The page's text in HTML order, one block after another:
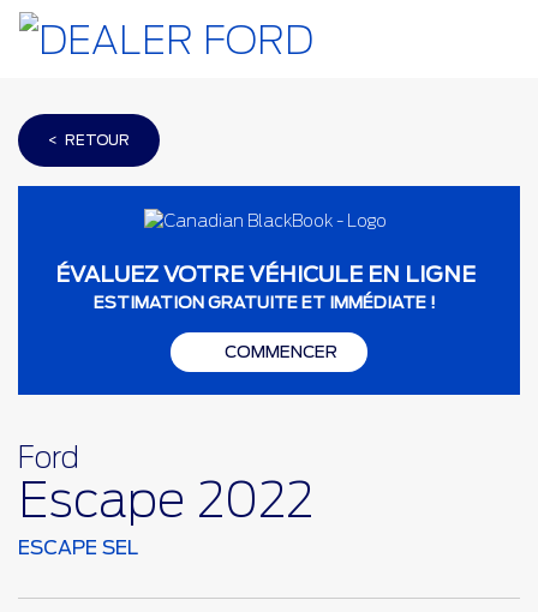
< RETOUR
ÉVALUEZ VOTRE VÉHICULE EN LIGNE
ESTIMATION GRATUITE ET IMMÉDIATE !
COMMENCER
Ford
Escape 2022
ESCAPE SEL